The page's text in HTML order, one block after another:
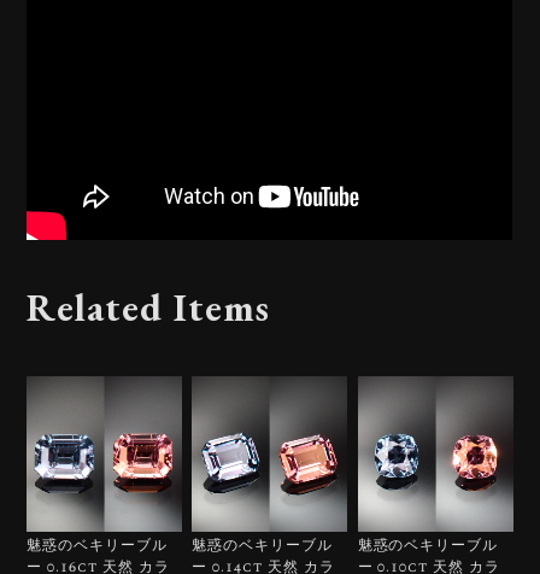
Related Items
魅惑のベキリーブル
ー 0.16ct 天然 カラ
魅惑のベキリーブル
ー 0.14ct 天然 カラ
魅惑のベキリーブル
ー 0.10ct 天然 カラ